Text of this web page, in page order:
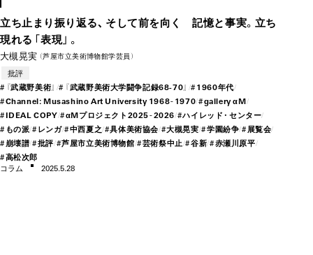
立ち止まり振り返る、そして前を向く 記憶と事実。立ち
現れる「表現」。
大槻晃実 （芦屋市立美術博物館学芸員）
批評
# 『武蔵野美術』 # 『武蔵野美術大学闘争記録68-70』 #1960年代
#Channel: Musashino Art University 1968– 1970 #gallery αM
#IDEAL COPY #αMプロジェクト 2025–2026 #ハイレッ ド・ センター
# もの派 #レンガ #中西夏之 #具体美術協会 #大槻晃実 #学園紛争 # 展覧会
#崩壊譜 #批評 #芦屋市立美術博物館 #芸術祭中止 #谷新 #赤瀬川原平
#高松次郎
コラム
2025.5.28